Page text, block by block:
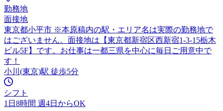
勤務地
面接地
東京都小平市 ※本原稿内の駅・エリア名は実際の勤務地で
はございません。面接地は【東京都新宿区西新宿1-3-15栃木
ビル5F】です。お仕事は一都三県を中心に毎日ご用意中で
す！
小川(東京)駅 徒歩5分
シフト
1日8時間 週4日からOK